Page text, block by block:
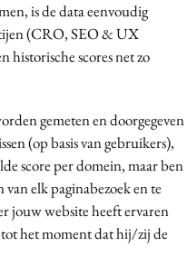
is de data eenvoudig
(CRO, SEO & UX
historische scores net zo
gemeten en doorgegeven
(op basis van gebruikers),
score per domein, maar ben
van elk paginabezoek en te
jouw website heeft ervaren
het moment dat hij/zij de